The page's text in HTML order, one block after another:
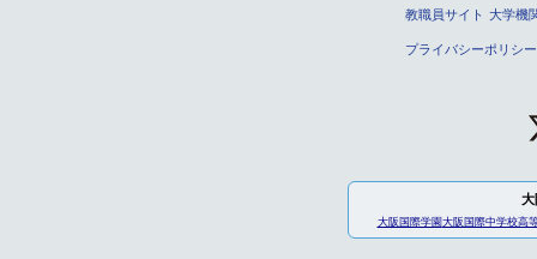
教職員サイト 大学機
プライバシーポリシー
大
大阪国際学園大阪国際中学校高